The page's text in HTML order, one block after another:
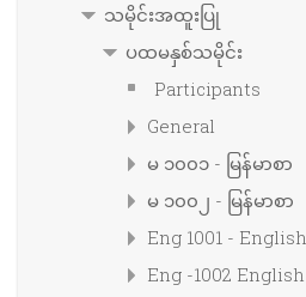
သမိုင်းအထူးပြု
ပထမနှစ်သမိုင်း
Participants
General
မ ၁၀၀၁ - မြန်မာစာ
မ ၁၀၀၂ - မြန်မာစာ
Eng 1001 - English
Eng -1002 English